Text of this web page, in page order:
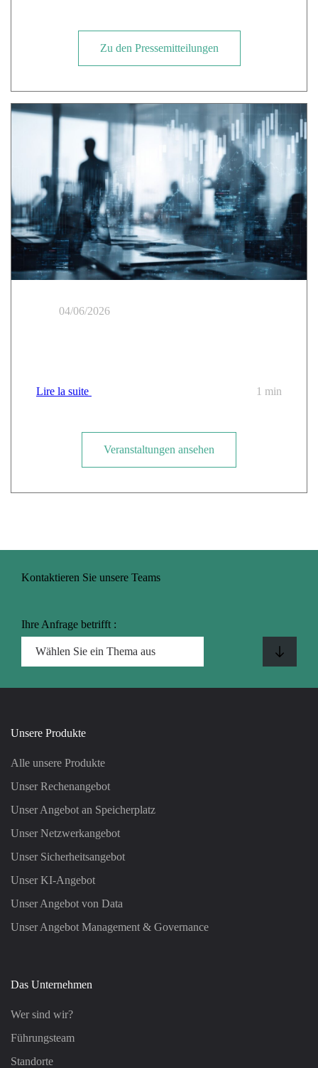
Zu den Pressemitteilungen
04/06/2026
Lire la suite 1 min
Veranstaltungen ansehen
Kontaktieren Sie unsere Teams
Ihre Anfrage betrifft :
Unsere Produkte
Alle unsere Produkte
Unser Rechenangebot
Unser Angebot an Speicherplatz
Unser Netzwerkangebot
Unser Sicherheitsangebot
Unser KI-Angebot
Unser Angebot von Data
Unser Angebot Management & Governance
Das Unternehmen
Wer sind wir?
Führungsteam
Standorte